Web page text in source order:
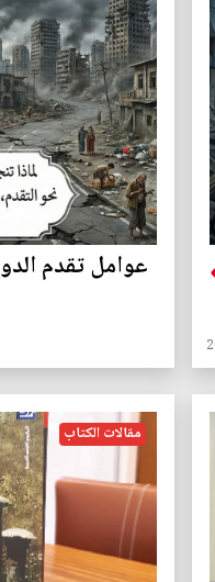
عوامل تقدم
مقالات الكتاب